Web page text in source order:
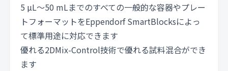
5 µL〜50 mLまでのすべての一般的な容器やプレー
トフォーマットをEppendorf SmartBlocksによっ
て標準用途に対応できます
優れる2DMix-Control技術で優れる試料混合ができ
ます